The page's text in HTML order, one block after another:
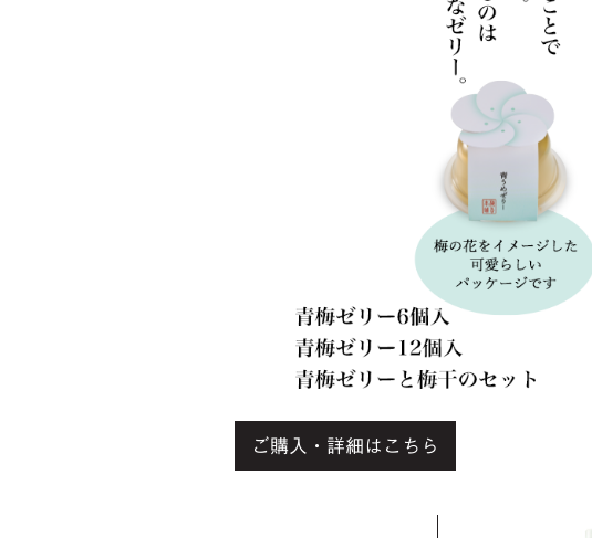
ご購入・詳細はこちら